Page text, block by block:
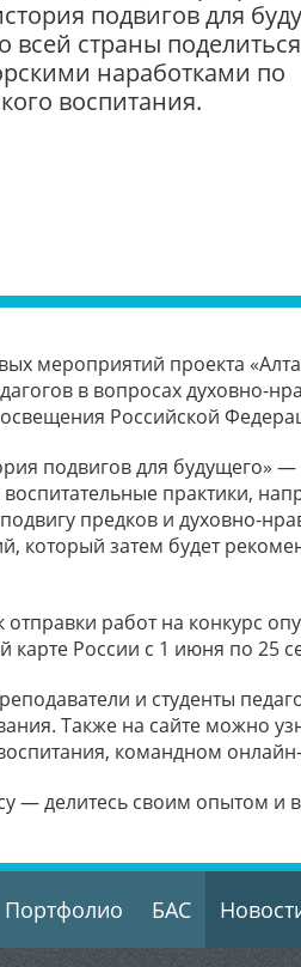
подвигов для
всей страны
наработками по
воспитания.
мероприятий проекта
в вопросах духовно-
Российской
подвигов для
практики,
предков и духовно-
который затем будет
работ на конкурс
карте России с 1 июня по 25
и студенты
Также на сайте можно
командном
— делитесь своим опытом и
Портфолио БАС